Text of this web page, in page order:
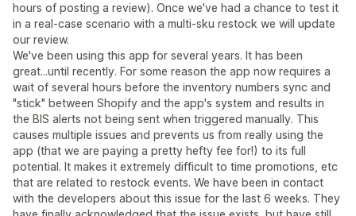
hours of posting a review). Once we've had a chance to test it
in a real-case scenario with a multi-sku restock we will update
our review.
We've been using this app for several years. It has been
great...until recently. For some reason the app now requires a
wait of several hours before the inventory numbers sync and
"stick" between Shopify and the app's system and results in
the BIS alerts not being sent when triggered manually. This
causes multiple issues and prevents us from really using the
app (that we are paying a pretty hefty fee for!) to its full
potential. It makes it extremely difficult to time promotions, etc
that are related to restock events. We have been in contact
with the developers about this issue for the last 6 weeks. They